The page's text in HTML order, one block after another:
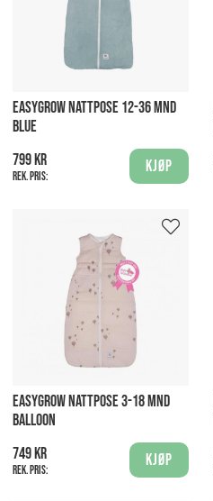
EASYGROW NATTPOSE 12-36 MND
BLUE
799 kr
Rek. pris:
Kjøp
EASYGROW NATTPOSE 3-18 MND
BALLOON
749 kr
Rek. pris:
Kjøp